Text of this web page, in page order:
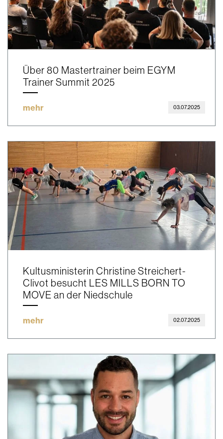
Über 80 Mastertrainer beim EGYM
Trainer Summit 2025
mehr 03.07.2025
Kultusministerin Christine Streichert-
Clivot besucht LES MILLS BORN TO
MOVE an der Niedschule
mehr 02.07.2025